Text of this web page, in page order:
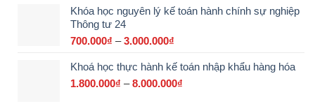
từ
Khóa học nguyên lý kế toán hành chính sự nghiệp
Thông tư 24
700.000₫ – 3.000.000₫
từ
700.000₫
Khoá học thực hành kế toán nhập khẩu hàng hóa
1.800.000₫ – 8.000.000₫